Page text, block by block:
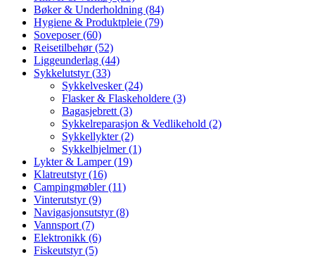
Bøker & Underholdning (84)
Hygiene & Produktpleie (79)
Soveposer (60)
Reisetilbehør (52)
Liggeunderlag (44)
Sykkelutstyr (33)
Sykkelvesker (24)
Flasker & Flaskeholdere (3)
Bagasjebrett (3)
Sykkelreparasjon & Vedlikehold (2)
Sykkellykter (2)
Sykkelhjelmer (1)
Lykter & Lamper (19)
Klatreutstyr (16)
Campingmøbler (11)
Vinterutstyr (9)
Navigasjonsutstyr (8)
Vannsport (7)
Elektronikk (6)
Fiskeutstyr (5)